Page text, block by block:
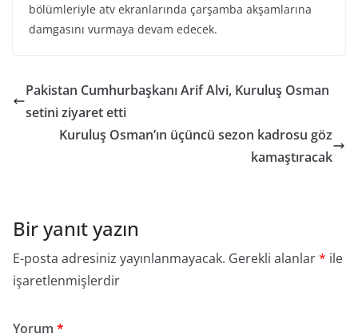
bölümleriyle atv ekranlarında çarşamba akşamlarına
damgasını vurmaya devam edecek.
Pakistan Cumhurbaşkanı Arif Alvi, Kuruluş Osman
setini ziyaret etti
Kuruluş Osman’ın üçüncü sezon kadrosu göz
kamaştıracak
Bir yanıt yazın
E-posta adresiniz yayınlanmayacak. Gerekli alanlar* ile
işaretlenmişlerdir
Yorum *